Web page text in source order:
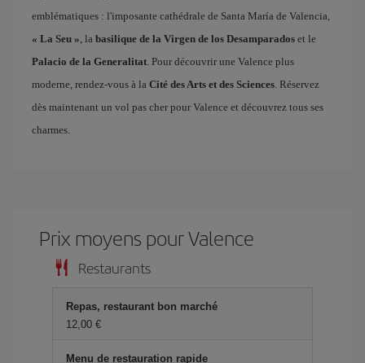
emblématiques : l'imposante cathédrale de Santa María de Valencia,
« La Seu », la basilique de la Virgen de los Desamparados et le
Palacio de la Generalitat. Pour découvrir une Valence plus
moderne, rendez-vous à la Cité des Arts et des Sciences. Réservez
dès maintenant un vol pas cher pour Valence et découvrez tous ses
charmes.
Prix ​​moyens pour Valence
Restaurants
Repas, restaurant bon marché
12,00 €
Menu de restauration rapide